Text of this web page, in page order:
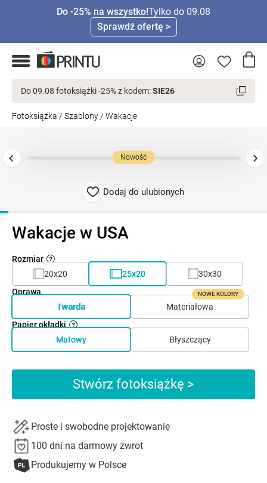
Do -25% na wszystko!Tylko do 09.08
Sprawdź ofertę >
Do 09.08 fotoksiążki -25% z kodem:SIE26
Fotoksiążka / Szablony / Wakacje
Nowość
Dodaj do ulubionych
Wakacje w USA
Rozmiar
20x20
25x20
30x30
Oprawa
Twarda
Materiałowa
NOWE KOLORY
Papier okładki
Matowy
Błyszczący
Stwórz fotoksiążkę >
Proste i swobodne projektowanie
100 dni na darmowy zwrot
Produkujemy w Polsce